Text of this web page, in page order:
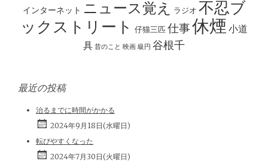
ン
インターネット ニュース覚え ラジオ 不忍ブ
ックストリート
仔猫三匹 仕事休煙 小道
具 昔のこと 映画 級円 谷根千
最近の投稿
治るまでに時間がかかる
2024年9月18日(水曜日)
転びやすくなった
2024年7月30日(火曜日)